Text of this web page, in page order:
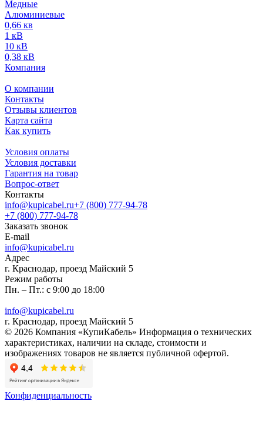
Медные
Алюминиевые
0,66 кв
1 кВ
10 кВ
0,38 кВ
Компания
О компании
Контакты
Отзывы клиентов
Карта сайта
Как купить
Условия оплаты
Условия доставки
Гарантия на товар
Вопрос-ответ
Контакты
info@kupicabel.ru+7 (800) 777-94-78
+7 (800) 777-94-78
Заказать звонок
E-mail
info@kupicabel.ru
Адрес
г. Краснодар, проезд Майский 5
Режим работы
Пн. – Пт.: с 9:00 до 18:00
info@kupicabel.ru
г. Краснодар, проезд Майский 5
© 2026 Компания «КупиКабель» Информация о технических
характеристиках, наличии на складе, стоимости и
изображениях товаров не является публичной офертой.
Конфиденциальность